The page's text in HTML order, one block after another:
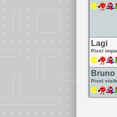
Lagi
Pixel
Bruno
Pixel